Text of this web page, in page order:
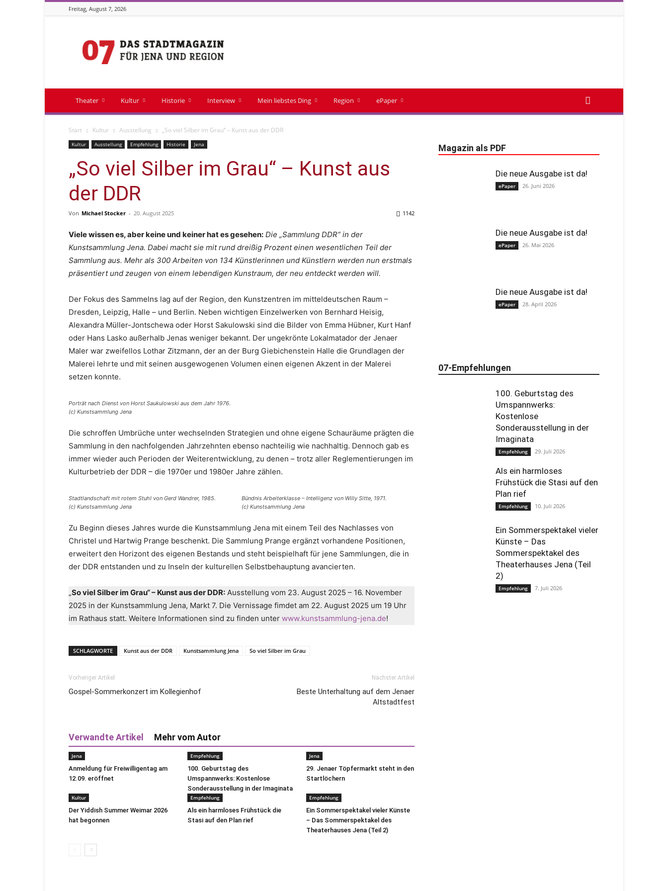
Freitag, August 7, 2026
07
Theater Kultur Historie Interview Mein liebstes Ding Region ePaper
Start Kultur Ausstellung „So viel Silber im Grau“ – Kunst aus der DDR
Kultur Ausstellung Empfehlung Historie Jena
„So viel Silber im Grau“ – Kunst aus
der DDR
Von Michael Stocker - 20. August 2025 1142
Viele wissen es, aber keine und keiner hat es gesehen: Die „Sammlung DDR“ in der
Kunstsammlung Jena. Dabei macht sie mit rund dreißig Prozent einen wesentlichen Teil der
Sammlung aus. Mehr als 300 Arbeiten von 134 Künstlerinnen und Künstlern werden nun erstmals
präsentiert und zeugen von einem lebendigen Kunstraum, der neu entdeckt werden will.
Der Fokus des Sammelns lag auf der Region, den Kunstzentren im mitteldeutschen Raum –
Dresden, Leipzig, Halle – und Berlin. Neben wichtigen Einzelwerken von Bernhard Heisig,
Alexandra Müller-Jontschewa oder Horst Sakulowski sind die Bilder von Emma Hübner, Kurt Hanf
oder Hans Lasko außerhalb Jenas weniger bekannt. Der ungekrönte Lokalmatador der Jenaer
Maler war zweifellos Lothar Zitzmann, der an der Burg Giebichenstein Halle die Grundlagen der
Malerei lehrte und mit seinen ausgewogenen Volumen einen eigenen Akzent in der Malerei
setzen konnte.
Porträt nach Dienst von Horst Saukulowski aus dem Jahr 1976.
(c) Kunstsammlung Jena
Die schroffen Umbrüche unter wechselnden Strategien und ohne eigene Schauräume prägten die
Sammlung in den nachfolgenden Jahrzehnten ebenso nachteilig wie nachhaltig. Dennoch gab es
immer wieder auch Perioden der Weiterentwicklung, zu denen – trotz aller Reglementierungen im
Kulturbetrieb der DDR – die 1970er und 1980er Jahre zählen.
Stadtlandschaft mit rotem Stuhl von Gerd Wandrer, 1985.
(c) Kunstsammlung Jena
Bündnis Arbeiterklasse – Intelligenz von Willy Sitte, 1971.
(c) Kunstsammlung Jena
Zu Beginn dieses Jahres wurde die Kunstsammlung Jena mit einem Teil des Nachlasses von
Christel und Hartwig Prange beschenkt. Die Sammlung Prange ergänzt vorhandene Positionen,
erweitert den Horizont des eigenen Bestands und steht beispielhaft für jene Sammlungen, die in
der DDR entstanden und zu Inseln der kulturellen Selbstbehauptung avancierten.
„So viel Silber im Grau“ – Kunst aus der DDR: Ausstellung vom 23. August 2025 – 16. November
2025 in der Kunstsammlung Jena, Markt 7. Die Vernissage fimdet am 22. August 2025 um 19 Uhr
im Rathaus statt. Weitere Informationen sind zu finden unter www.kunstsammlung-jena.de!
SCHLAGWORTE Kunst aus der DDR Kunstsammlung Jena So viel Silber im Grau
Vorheriger Artikel
Gospel-Sommerkonzert im Kollegienhof
Nächster Artikel
Beste Unterhaltung auf dem Jenaer
Altstadtfest
Verwandte Artikel Mehr vom Autor
Jena
Anmeldung für Freiwilligentag am
12.09. eröffnet
Empfehlung
100. Geburtstag des
Umspannwerks: Kostenlose
Sonderausstellung in der Imaginata
Jena
29. Jenaer Töpfermarkt steht in den
Startlöchern
Kultur
Der Yiddish Summer Weimar 2026
hat begonnen
Empfehlung
Als ein harmloses Frühstück die
Stasi auf den Plan rief
Empfehlung
Ein Sommerspektakel vieler Künste
– Das Sommerspektakel des
Theaterhauses Jena (Teil 2)
Magazin als PDF
Die neue Ausgabe ist da!
ePaper 26. Juni 2026
Die neue Ausgabe ist da!
ePaper 26. Mai 2026
Die neue Ausgabe ist da!
ePaper 28. April 2026
07-Empfehlungen
100. Geburtstag des
Umspannwerks:
Kostenlose
Sonderausstellung in der
Imaginata
Empfehlung 29. Juli 2026
Als ein harmloses
Frühstück die Stasi auf den
Plan rief
Empfehlung 10. Juli 2026
Ein Sommerspektakel vieler
Künste – Das
Sommerspektakel des
Theaterhauses Jena (Teil
2)
Empfehlung 7. Juli 2026